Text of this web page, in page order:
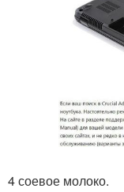
4 соевое молоко.